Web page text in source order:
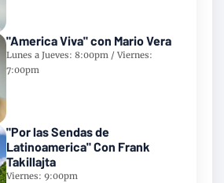
"America Viva" con Mario Vera
Lunes a Jueves: 8:00pm / Viernes:
7:00pm
"Por las Sendas de
Latinoamerica" Con Frank
Takillajta
Viernes: 9:00pm